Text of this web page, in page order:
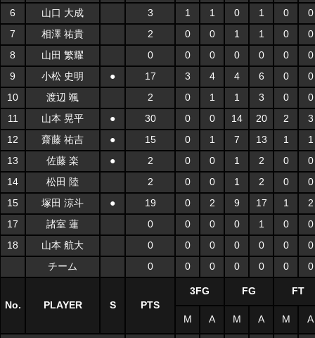
6
山口 大成 3 1 1 0 1 0
0
7
相澤 祐貴 2 0 0 1 1 0
0
8
山田 繁耀 0 0 0 0 0 0
0
9
小松 史明 ● 17 3 4 4 6 0
0
10
渡辺 颯 2 0 1 1 3 0
0
11
山本 晃平 ● 30 0 0 14 20 2
3
12
齋藤 祐吉 ● 15 0 1 7 13 1
1
13
佐藤 楽 ● 2 0 0 1 2 0
0
14
松田 陸 2 0 0 1 2 0
0
15
塚田 涼斗 ● 19 0 2 9 17 1
2
17
諸室 蓮 0 0 0 0 1 0
0
18
山本 航大 0 0 0 0 0 0
0
チーム
0 0 0 0 0 0 0
No. PLAYER S PTS
3FG FG FT
M A M A M A